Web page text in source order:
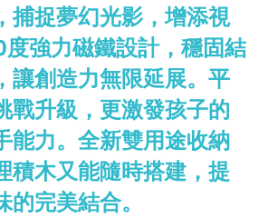
捕捉夢幻光影，增添視
強力磁鐵設計，穩固結
讓創造力無限延展。平
戰升級，更激發孩子的
能力。全新雙用途收納
積木又能隨時搭建，提
完美結合。